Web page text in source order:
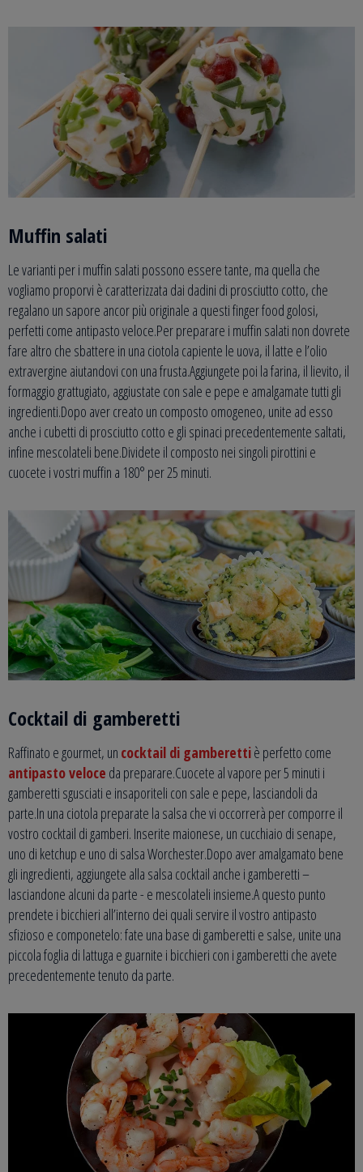
Muffin salati
Le varianti per i muffin salati possono essere tante, ma quella che
vogliamo proporvi è caratterizzata dai dadini di prosciutto cotto, che
regalano un sapore ancor più originale a questi finger food golosi,
perfetti come antipasto veloce.Per preparare i muffin salati non dovrete
fare altro che sbattere in una ciotola capiente le uova, il latte e l’olio
extravergine aiutandovi con una frusta.Aggiungete poi la farina, il lievito, il
formaggio grattugiato, aggiustate con sale e pepe e amalgamate tutti gli
ingredienti.Dopo aver creato un composto omogeneo, unite ad esso
anche i cubetti di prosciutto cotto e gli spinaci precedentemente saltati,
infine mescolateli bene.Dividete il composto nei singoli pirottini e
cuocete i vostri muffin a 180° per 25 minuti.
Cocktail di gamberetti
Raffinato e gourmet, un cocktail di gamberettiè perfetto come
antipasto veloce da preparare.Cuocete al vapore per 5 minuti i
gamberetti sgusciati e insaporiteli con sale e pepe, lasciandoli da
parte.In una ciotola preparate la salsa che vi occorrerà per comporre il
vostro cocktail di gamberi. Inserite maionese, un cucchiaio di senape,
uno di ketchup e uno di salsa Worchester.Dopo aver amalgamato bene
gli ingredienti, aggiungete alla salsa cocktail anche i gamberetti –
lasciandone alcuni da parte - e mescolateli insieme.A questo punto
prendete i bicchieri all’interno dei quali servire il vostro antipasto
sfizioso e componetelo: fate una base di gamberetti e salse, unite una
piccola foglia di lattuga e guarnite i bicchieri con i gamberetti che avete
precedentemente tenuto da parte.